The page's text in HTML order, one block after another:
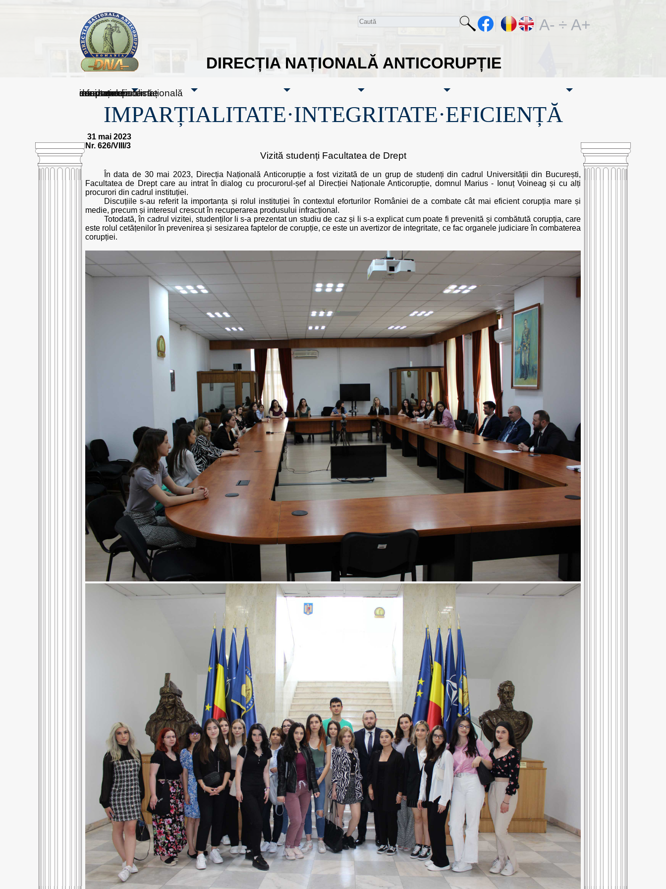
DIRECȚIA NAȚIONALĂ ANTICORUPȚIE
A- ÷ A+
sesizați-ne
despre noi
rezultatele noastre
mass media
informare publică
cooperare internațională
IMPARȚIALITATE·INTEGRITATE·EFICIENȚĂ
31 mai 2023
Nr. 626/VIII/3
Vizită studenți Facultatea de Drept
În data de 30 mai 2023, Direcția Națională Anticorupție a fost vizitată de un grup de studenți din cadrul Universității din București,
Facultatea de Drept care au intrat în dialog cu procurorul-șef al Direcției Naționale Anticorupție, domnul Marius - Ionuț Voineag și cu alți
procurori din cadrul instituției.
Discuțiile s-au referit la importanța și rolul instituției în contextul eforturilor României de a combate cât mai eficient corupția mare și
medie, precum și interesul crescut în recuperarea produsului infracțional.
Totodată, în cadrul vizitei, studenților li s-a prezentat un studiu de caz și li s-a explicat cum poate fi prevenită și combătută corupția, care
este rolul cetățenilor în prevenirea și sesizarea faptelor de corupție, ce este un avertizor de integritate, ce fac organele judiciare în combaterea
corupției.